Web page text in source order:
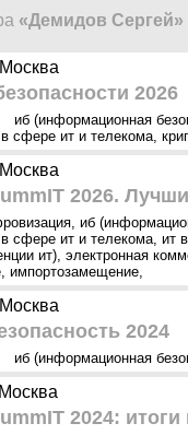
«Демидов Сергей»
Москва
2026
иб (информационная
сфере ит и телекома,
Москва
2026.
, иб
сфере ит и телекома, ит
ит), электронная
, импортозамещение,
Москва
2024
иб (информационная
Москва
2024: